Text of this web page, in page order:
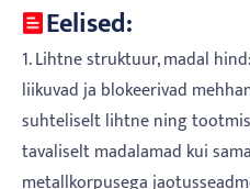
Eelised:
1. Lihtne struktuur, madal
liikuvad ja blokeerivad
suhteliselt lihtne ning
tavaliselt madalamad kui
metallkorpusega